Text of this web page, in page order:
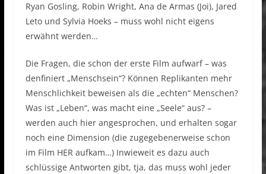
Ryan Gosling, Robin Wright, Ana de Armas (Joi), Jared
Leto und Sylvia Hoeks – muss wohl nicht eigens
erwähnt werden…
Die Fragen, die schon der erste Film aufwarf – was
denfiniert „Menschsein“? Können Replikanten mehr
Menschlichkeit beweisen als die „echten“ Menschen?
Was ist „Leben“, was macht eine „Seele“ aus? –
werden auch hier angesprochen, und erhalten sogar
noch eine Dimension (die zugegebenerweise schon
im Film HER aufkam…) Inwieweit es dazu auch
schlüssige Antworten gibt, tja, das muss wohl jeder